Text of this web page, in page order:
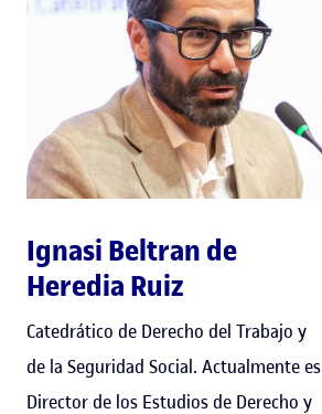
Ignasi Beltran de
Heredia Ruiz
Catedrático de Derecho del Trabajo y
de la Seguridad Social. Actualmente es
Director de los Estudios de Derecho y